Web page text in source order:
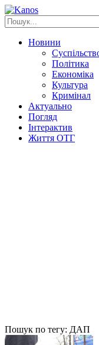
Новини
Політика
Економіка
Культура
Кримінал
Актуально
Погляд
Інтерактив
Життя ОТГ
Пошук по тегу: ДАП